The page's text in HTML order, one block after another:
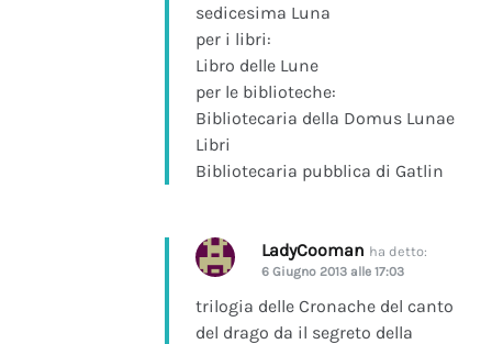
sedicesima Luna
per i libri:
Libro delle Lune
per le biblioteche:
Bibliotecaria della Domus Lunae
Libri
Bibliotecaria pubblica di Gatlin
LadyCooman ha detto:
6 Giugno 2013 alle 17:03
trilogia delle Cronache del canto
del drago da il segreto della